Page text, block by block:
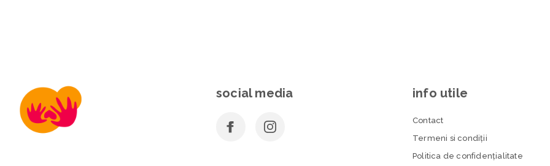
social media info utile
Contact
Termeni si condiţii
Politica de confidenţialitate